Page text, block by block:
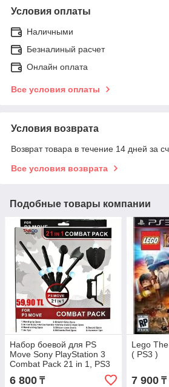
Условия оплаты
Наличными
Безналиный расчет
Онлайн оплата
Все условия оплаты
Условия возврата
Возврат товара в течение 14 дней за
Все условия возврата
Подобные товары компании
Набор боевой для PS
Move Sony PlayStation 3
Combat Pack 21 in 1, PS3
6 800 ₸
Lego
( PS3 )
7 900₸